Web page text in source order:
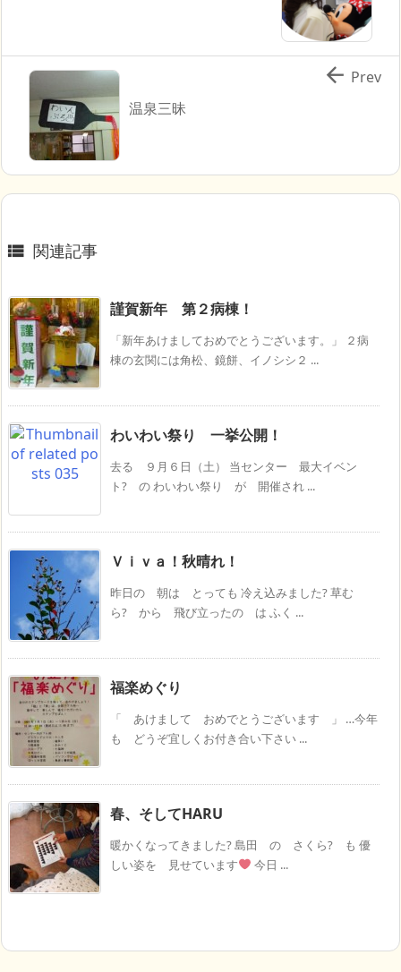
温泉三昧
 Prev
 関連記事
謹賀新年 第２病棟！
「新年あけましておめでとうございます。」 ２病
棟の玄関には角松、鏡餅、イノシシ２ ...
わいわい祭り 一挙公開！
去る ９月６日（土） 当センター 最大イベン
ト? の わいわい祭り が 開催され ...
Ｖｉｖａ！秋晴れ！
昨日の 朝は とっても 冷え込みました? 草む
ら? から 飛び立ったの は ふく ...
福楽めぐり
「 あけまして おめでとうございます 」 …今年
も どうぞ宜しくお付き合い下さい ...
春、そしてHARU
暖かくなってきました? 島田 の さくら? も 優
しい姿を 見せています
今日 ...